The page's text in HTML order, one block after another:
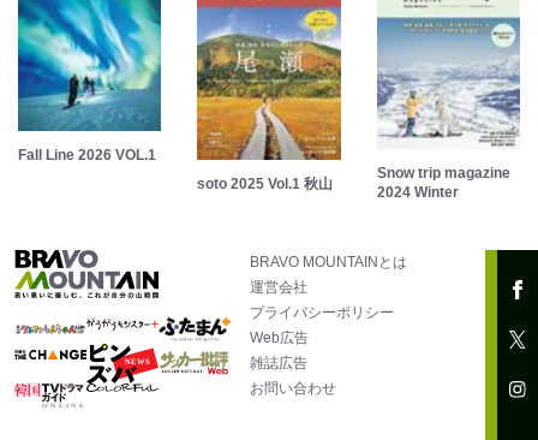
Fall Line 2026 VOL.1
soto 2025 Vol.1 秋山
Snow trip magazine
2024 Winter
BRAVO MOUNTAINとは
運営会社
プライバシーポリシー
Web広告
雑誌広告
お問い合わせ